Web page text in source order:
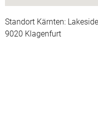
Standort Kärnten:
9020 Klagenfurt